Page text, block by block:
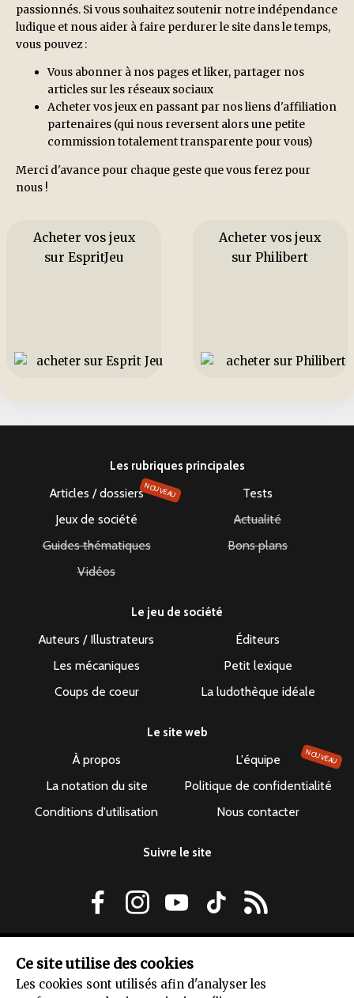
Ce site utilise des cookies
Les cookies sont utilisés afin d'analyser les
passionnés. Si vous souhaitez soutenir notre indépendance
ludique et nous aider à faire perdurer le site dans le temps,
vous pouvez :
Vous abonner à nos pages et liker, partager nos
articles sur les réseaux sociaux
Acheter vos jeux en passant par nos liens d'affiliation
partenaires (qui nous reversent alors une petite
commission totalement transparente pour vous)
Merci d'avance pour chaque geste que vous ferez pour
nous !
Acheter vos jeux
sur EspritJeu
Acheter vos jeux
sur Philibert
Les rubriques principales
Articles / dossiersNOUVEAU
Tests
Jeux de société
Actualité
Guides thématiques
Bons plans
Vidéos
Le jeu de société
Auteurs / Illustrateurs
Éditeurs
Les mécaniques
Petit lexique
Coups de coeur
La ludothèque idéale
Le site web
À propos L'équipe NOUVEAU
La notation du site
Politique de confidentialité
Conditions d'utilisation
Nous contacter
Suivre le site